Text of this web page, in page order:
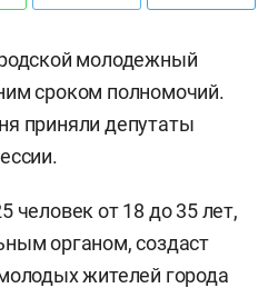
молодежный
сроком полномочий.
приняли депутаты
человек от 18 до 35 лет,
органом, создаст
жителей города